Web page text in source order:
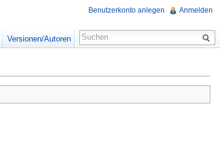
Benutzerkonto anlegen Anmelden
Versionen/Autoren